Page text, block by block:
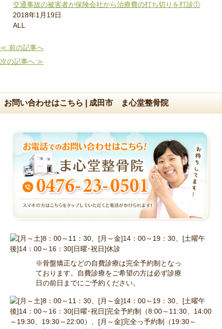
交通事故の被害者が保険会社から治療費の打ち切りを打診①
2018年1月19日
ALL
≪ 前の記事へ
次の記事へ ≫
お問い合わせはこちら | 成田市 ま心堂整骨院
※骨盤矯正などの自費診療は完全予約制となっ
ております。自費診療をご希望の方は必ず診療
日の前日までにご予約ください。